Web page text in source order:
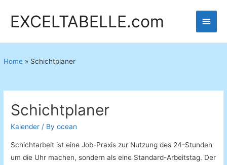
EXCELTABELLE.com
Main
Home » Schichtplaner
Schichtplaner
Kalender / Byocean
Schichtarbeit ist eine Job-Praxis zur Nutzung des 24-Stunden
um die Uhr machen, sondern als eine Standard-Arbeitstag. Der